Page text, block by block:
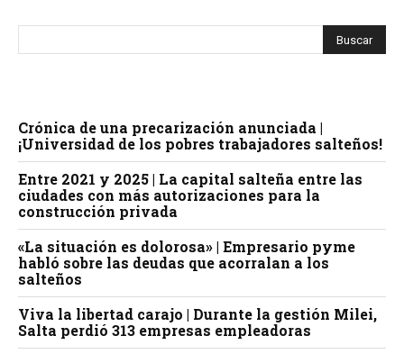
Crónica de una precarización anunciada |
¡Universidad de los pobres trabajadores salteños!
Entre 2021 y 2025 | La capital salteña entre las
ciudades con más autorizaciones para la
construcción privada
«La situación es dolorosa» | Empresario pyme
habló sobre las deudas que acorralan a los
salteños
Viva la libertad carajo | Durante la gestión Milei,
Salta perdió 313 empresas empleadoras